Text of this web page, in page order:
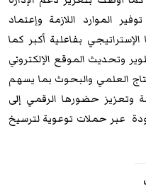
الموارد اللازمة وإعتماد
بفاعلية أكبر كما
وتحديث الموقع الإلكتروني
العلمي والبحوث بما يسهم
وتعزيز حضورها الرقمي إلى
عبر حملات توعوية لترسيخ